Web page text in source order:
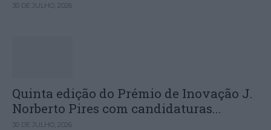
30 DE JULHO, 2026
Quinta edição do Prémio de Inovação J.
Norberto Pires com candidaturas...
30 DE JULHO, 2026